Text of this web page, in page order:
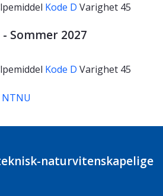
Kode D Varighet 45
Sommer 2027
Kode D Varighet 45
naturvitenskapelige